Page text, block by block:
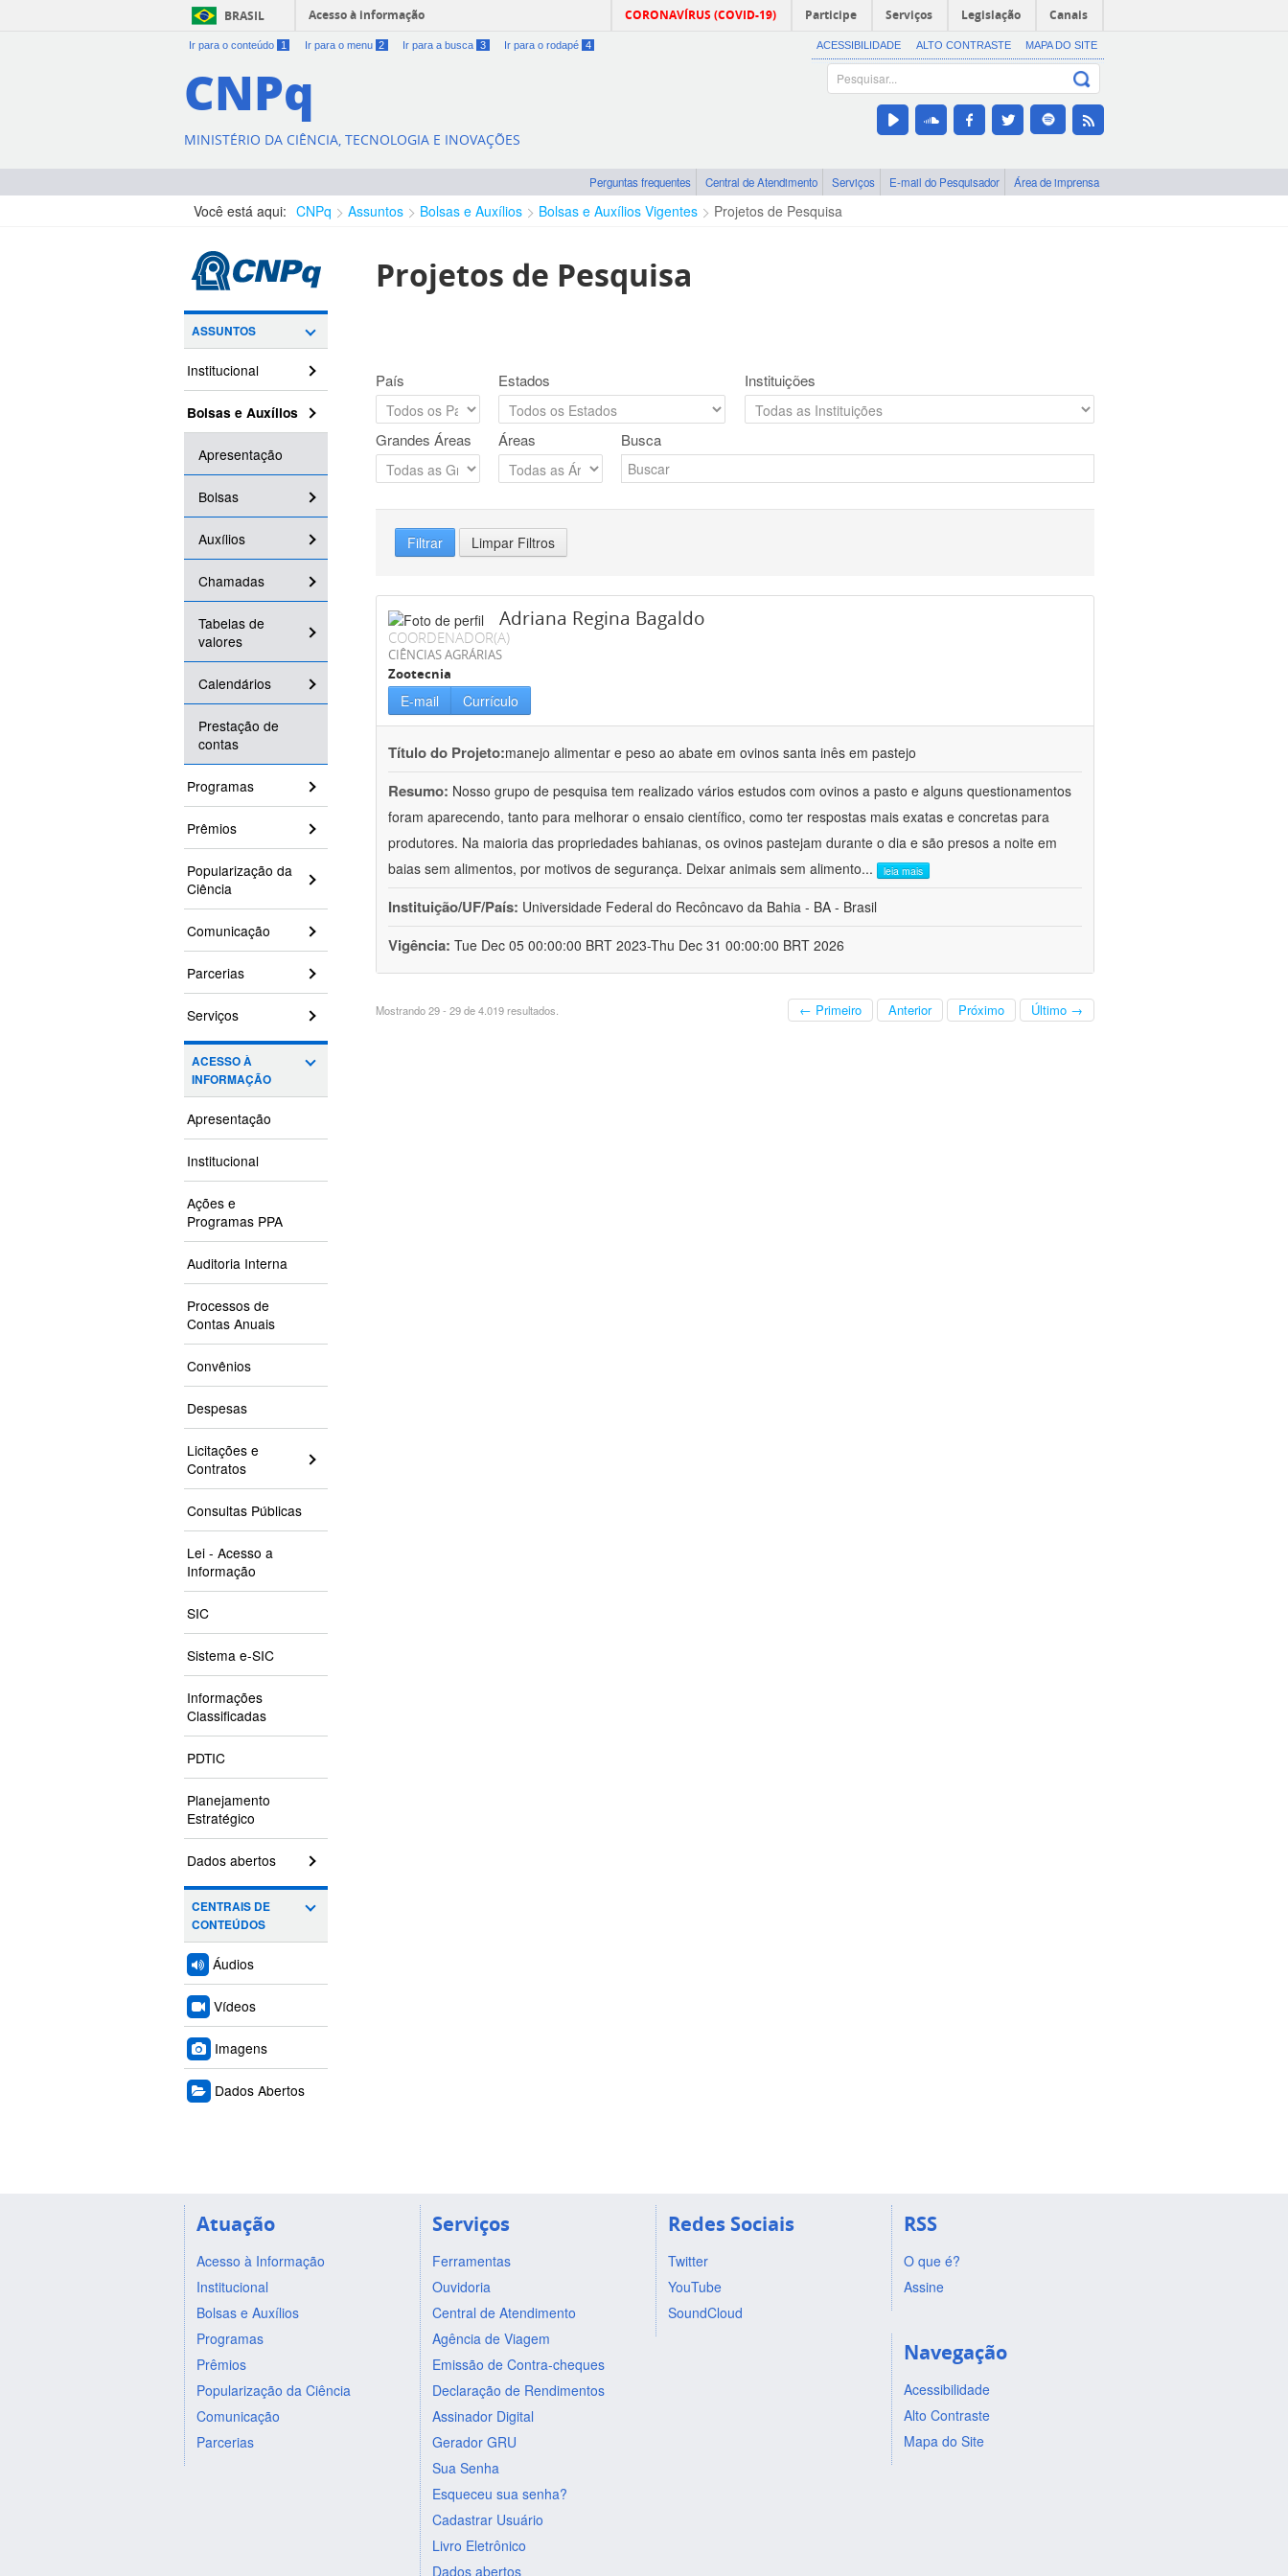
BRASIL Acesso à informação CORONAVÍRUS (COVID-19) Participe Serviços Legislação Canais
Ir para o conteúdo 1 Ir para o menu 2 Ir para a busca 3 Ir para o rodapé 4 ACESSIBILIDADE ALTO CONTRASTE MAPA DO SITE
CNPq
MINISTÉRIO DA CIÊNCIA, TECNOLOGIA E INOVAÇÕES
Perguntas frequentes Central de Atendimento Serviços E-mail do Pesquisador Área de imprensa
Você está aqui: CNPq Assuntos Bolsas e Auxílios Bolsas e Auxílios Vigentes Projetos de Pesquisa
ASSUNTOS
Institucional
Bolsas e Auxílios
Apresentação
Bolsas
Auxílios
Chamadas
Tabelas de
valores
Calendários
Prestação de
contas
Programas
Prêmios
Popularização da
Ciência
Comunicação
Parcerias
Serviços
ACESSO À
INFORMAÇÃO
Apresentação
Institucional
Ações e
Programas PPA
Auditoria Interna
Processos de
Contas Anuais
Convênios
Despesas
Licitações e
Contratos
Consultas Públicas
Lei - Acesso a
Informação
SIC
Sistema e-SIC
Informações
Classificadas
PDTIC
Planejamento
Estratégico
Dados abertos
CENTRAIS DE
CONTEÚDOS
Áudios
Vídeos
Imagens
Dados Abertos
Projetos de Pesquisa
País Estados Instituições
Grandes Áreas Áreas Busca
Filtrar Limpar Filtros
Adriana Regina Bagaldo
COORDENADOR(A)
CIÊNCIAS AGRÁRIAS
Zootecnia
E-mail Currículo
Título do Projeto:manejo alimentar e peso ao abate em ovinos santa inês em pastejo
Resumo: Nosso grupo de pesquisa tem realizado vários estudos com ovinos a pasto e alguns questionamentos
foram aparecendo, tanto para melhorar o ensaio científico, como ter respostas mais exatas e concretas para
produtores. Na maioria das propriedades bahianas, os ovinos pastejam durante o dia e são presos a noite em
baias sem alimentos, por motivos de segurança. Deixar animais sem alimento... leia mais
Instituição/UF/País: Universidade Federal do Recôncavo da Bahia - BA - Brasil
Vigência: Tue Dec 05 00:00:00 BRT 2023-Thu Dec 31 00:00:00 BRT 2026
Mostrando 29 - 29 de 4.019 resultados. ← Primeiro Anterior Próximo Último →
Atuação
Acesso à Informação
Institucional
Bolsas e Auxílios
Programas
Prêmios
Popularização da Ciência
Comunicação
Parcerias
Serviços
Ferramentas
Ouvidoria
Central de Atendimento
Agência de Viagem
Emissão de Contra-cheques
Declaração de Rendimentos
Assinador Digital
Gerador GRU
Sua Senha
Esqueceu sua senha?
Cadastrar Usuário
Livro Eletrônico
Dados abertos
Redes Sociais
Twitter
YouTube
SoundCloud
RSS
O que é?
Assine
Navegação
Acessibilidade
Alto Contraste
Mapa do Site